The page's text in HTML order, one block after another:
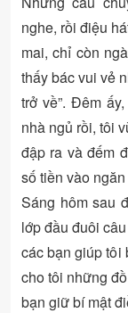
nghe, rồi điệu
mai, chỉ còn
thấy bác vui vẻ
trở về”. Đêm
nhà ngủ rồi, tôi
đập ra và đếm
số tiền vào
Sáng hôm sau
lớp đầu đuôi
các bạn giúp tôi
cho tôi những
bạn giữ bí mật